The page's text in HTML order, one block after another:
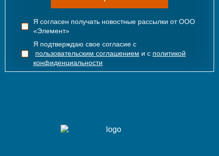
Я согласен получать новостные рассылки от ООО
«Элемент»
Я подтверждаю свое согласие с
пользовательским соглашением и с политикой
конфиденциальности